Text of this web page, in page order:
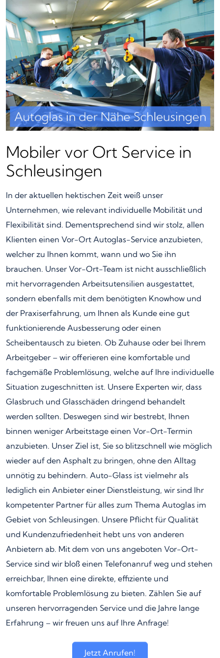
Mobiler vor Ort Service in
Schleusingen
In der aktuellen hektischen Zeit weiß unser
Unternehmen, wie relevant individuelle Mobilität und
Flexibilität sind. Dementsprechend sind wir stolz, allen
Klienten einen Vor-Ort Autoglas-Service anzubieten,
welcher zu Ihnen kommt, wann und wo Sie ihn
brauchen. Unser Vor-Ort-Team ist nicht ausschließlich
mit hervorragenden Arbeitsutensilien ausgestattet,
sondern ebenfalls mit dem benötigten Knowhow und
der Praxiserfahrung, um Ihnen als Kunde eine gut
funktionierende Ausbesserung oder einen
Scheibentausch zu bieten. Ob Zuhause oder bei Ihrem
Arbeitgeber – wir offerieren eine komfortable und
fachgemäße Problemlösung, welche auf Ihre individuelle
Situation zugeschnitten ist. Unsere Experten wir, dass
Glasbruch und Glasschäden dringend behandelt
werden sollten. Deswegen sind wir bestrebt, Ihnen
binnen weniger Arbeitstage einen Vor-Ort-Termin
anzubieten. Unser Ziel ist, Sie so blitzschnell wie möglich
wieder auf den Asphalt zu bringen, ohne den Alltag
unnötig zu behindern. Auto-Glass ist vielmehr als
lediglich ein Anbieter einer Dienstleistung, wir sind Ihr
kompetenter Partner für alles zum Thema Autoglas im
Gebiet von Schleusingen. Unsere Pflicht für Qualität
und Kundenzufriedenheit hebt uns von anderen
Anbietern ab. Mit dem von uns angeboten Vor-Ort-
Service sind wir bloß einen Telefonanruf weg und stehen
erreichbar, Ihnen eine direkte, effiziente und
komfortable Problemlösung zu bieten. Zählen Sie auf
unseren hervorragenden Service und die Jahre lange
Erfahrung – wir freuen uns auf Ihre Anfrage!
Jetzt Anrufen!